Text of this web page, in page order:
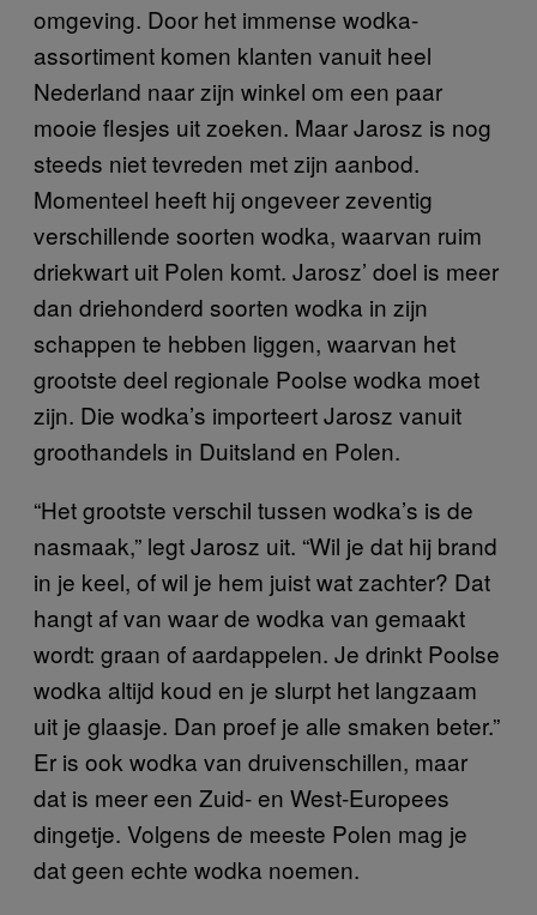
omgeving. Door het immense wodka-
assortiment komen klanten vanuit heel
Nederland naar zijn winkel om een paar
mooie flesjes uit zoeken. Maar Jarosz is nog
steeds niet tevreden met zijn aanbod.
Momenteel heeft hij ongeveer zeventig
verschillende soorten wodka, waarvan ruim
driekwart uit Polen komt. Jarosz’ doel is meer
dan driehonderd soorten wodka in zijn
schappen te hebben liggen, waarvan het
grootste deel regionale Poolse wodka moet
zijn. Die wodka’s importeert Jarosz vanuit
groothandels in Duitsland en Polen.
“Het grootste verschil tussen wodka’s is de
nasmaak,” legt Jarosz uit. “Wil je dat hij brand
in je keel, of wil je hem juist wat zachter? Dat
hangt af van waar de wodka van gemaakt
wordt: graan of aardappelen. Je drinkt Poolse
wodka altijd koud en je slurpt het langzaam
uit je glaasje. Dan proef je alle smaken beter.”
Er is ook wodka van druivenschillen, maar
dat is meer een Zuid- en West-Europees
dingetje. Volgens de meeste Polen mag je
dat geen echte wodka noemen.